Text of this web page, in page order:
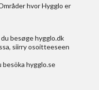
hvor Hygglo er
du besøgehygglo.dk
, siirry osoitteeseen
besöka hygglo.se